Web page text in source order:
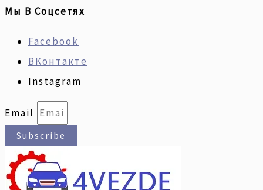
Мы В Соцсетях
Facebook
ВКонтакте
Instagram
Email
Subscribe